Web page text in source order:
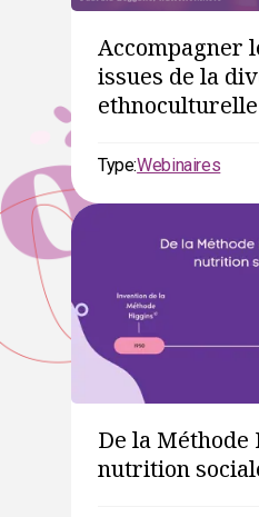
Accompagner
issues de la
ethnoculturelle
Type:Webinaires
De la
nutrition